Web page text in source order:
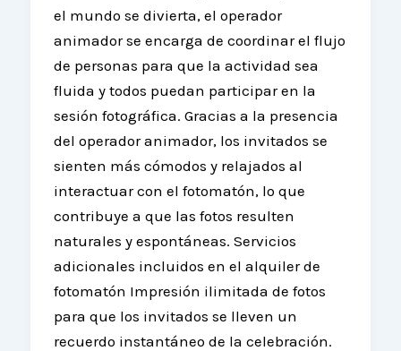
el mundo se divierta, el operador
animador se encarga de coordinar el flujo
de personas para que la actividad sea
fluida y todos puedan participar en la
sesión fotográfica. Gracias a la presencia
del operador animador, los invitados se
sienten más cómodos y relajados al
interactuar con el fotomatón, lo que
contribuye a que las fotos resulten
naturales y espontáneas. Servicios
adicionales incluidos en el alquiler de
fotomatón Impresión ilimitada de fotos
para que los invitados se lleven un
recuerdo instantáneo de la celebración.